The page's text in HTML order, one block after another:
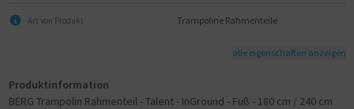
Art von Produkt Trampoline Rahmenteile
alle eigenschaften anzeigen
Produktinformation
BERG Trampolin Rahmenteil - Talent - InGround - Fuß - 180 cm / 240 cm